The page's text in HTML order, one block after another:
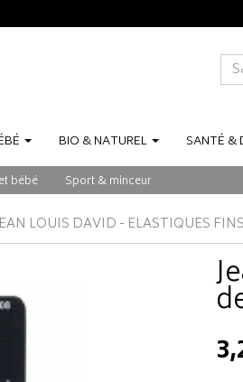
BIO &NATUREL SANTÉ &
bébé Sport & minceur
LOUIS DAVID - ELASTIQUES